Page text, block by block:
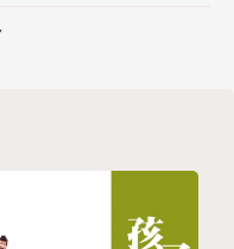
！
底層演算法
可以選擇這樣教小
動學習的好習慣
讓他們受用一輩子